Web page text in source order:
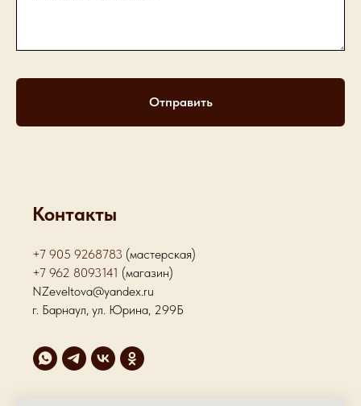
Отправить
Контакты
+7 905 9268783 (мастерская)
+7 962 8093141 (магазин)
NZeveltova@yandex.ru
г. Барнаул, ул. Юрина, 299Б